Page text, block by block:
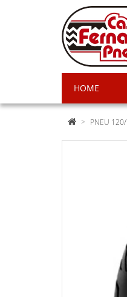
HOME
PNEU 120/